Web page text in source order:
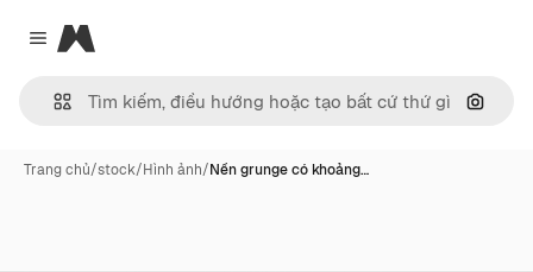
Close menu
Magnific
Tìm
Trang chủ/stock/Hình ảnh/Nền grunge có khoảng…